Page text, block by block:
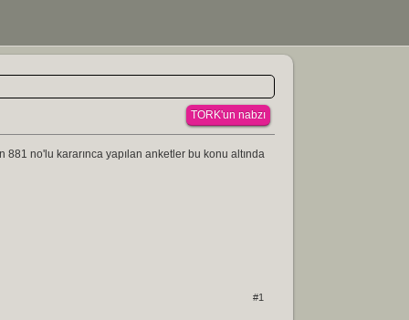
TORK'un nabzı
no'lu kararınca yapılan anketler bu konu altında
#1